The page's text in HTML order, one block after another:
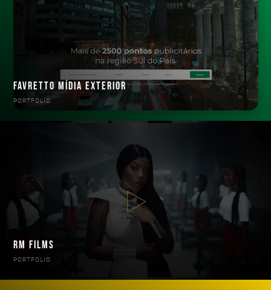
FAVRETTO MÍDIA EXTERIOR
PORTFOLIO
RM FILMS
PORTFOLIO